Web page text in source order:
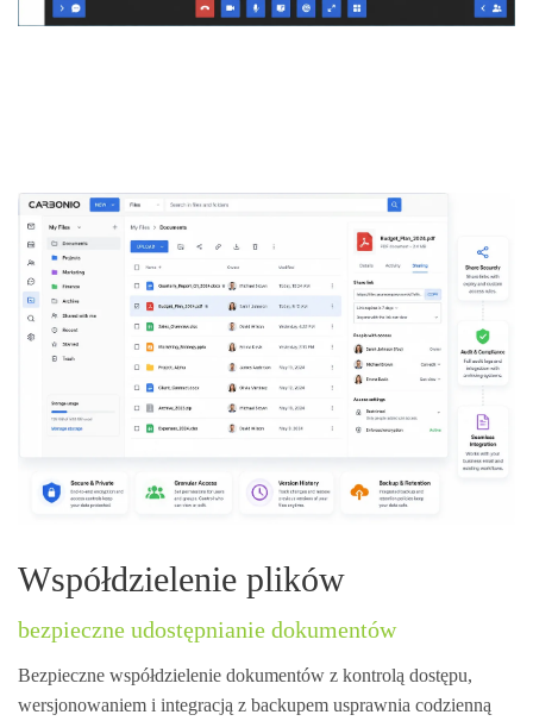
Współdzielenie plików
bezpieczne udostępnianie dokumentów
Bezpieczne współdzielenie dokumentów z kontrolą dostępu,
wersjonowaniem i integracją z backupem usprawnia codzienną